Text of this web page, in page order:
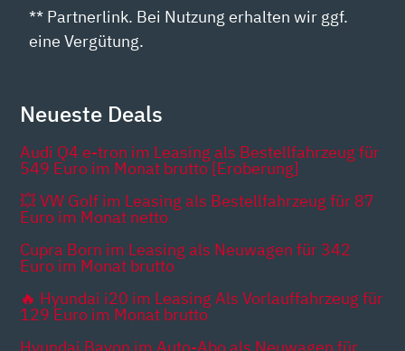
** Partnerlink. Bei Nutzung erhalten wir ggf.
eine Vergütung.
Neueste Deals
Audi Q4 e-tron im Leasing als Bestellfahrzeug für
549 Euro im Monat brutto [Eroberung]
💥 VW Golf im Leasing als Bestellfahrzeug für 87
Euro im Monat netto
Cupra Born im Leasing als Neuwagen für 342
Euro im Monat brutto
🔥 Hyundai i20 im Leasing Als Vorlauffahrzeug für
129 Euro im Monat brutto